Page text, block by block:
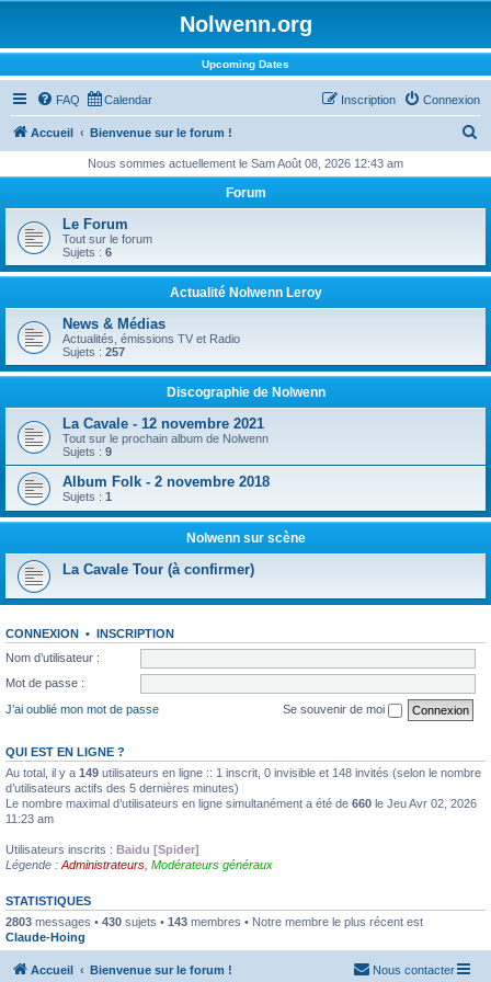
Nolwenn.org
Upcoming Dates
FAQ Calendar Connexion
Inscription
Accueil Bienvenue sur le forum !
h
r
r
Nous sommes actuellement le Sam Août 08, 2026 12:43 am
Forum
Le Forum
Tout sur le forum
Sujets : 6
Actualité Nolwenn Leroy
News & Médias
Actualités, émissions TV et Radio
Sujets : 257
Discographie de Nolwenn
La Cavale - 12 novembre 2021
Tout sur le prochain album de Nolwenn
Sujets : 9
Album Folk - 2 novembre 2018
Sujets : 1
Nolwenn sur scène
La Cavale Tour (à confirmer)
CONNEXION • INSCRIPTION
Nom d’utilisateur :
Mot de passe :
J’ai oublié mon mot de passe
Se souvenir de moi
QUI EST EN LIGNE ?
Au total, il y a 149 utilisateurs en ligne :: 1 inscrit, 0 invisible et 148 invités (selon le nombre
d’utilisateurs actifs des 5 dernières minutes)
Le nombre maximal d’utilisateurs en ligne simultanément a été de 660 le Jeu Avr 02, 2026
11:23 am
Utilisateurs inscrits : Baidu [Spider]
Légende : Administrateurs Modérateurs généraux
STATISTIQUES
2803 messages • 430 sujets • 143 membres • Notre membre le plus récent est
Claude-Hoing
Accueil Bienvenue sur le forum ! Nous contacter